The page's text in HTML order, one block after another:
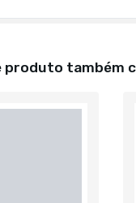
produto também